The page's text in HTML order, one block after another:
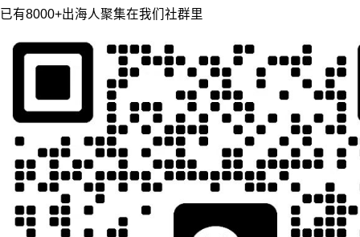
已有8000+出海人聚集在我们社群里